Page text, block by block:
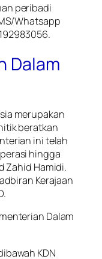
peribadi
Whatsapp
Dalam
merupakan
beratkan
ini telah
hingga
Zahid Hamidi.
Kerajaan
Dalam
KDN